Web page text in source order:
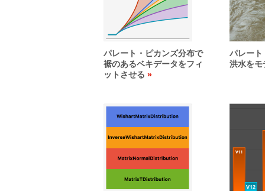
パレート・ピカンズ分布で
裾のあるベキデータをフィ
ットさせる
パレート
洪水をモ